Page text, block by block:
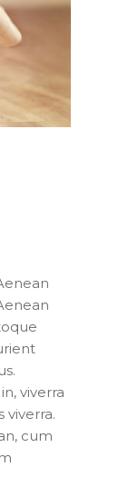
viverra
viverra.
cum